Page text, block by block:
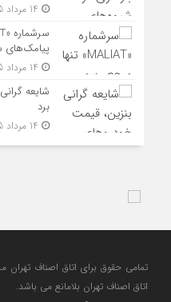
پیامک‌های
شایعه
برد
تمامی حقوق برای اتاق اصناف
اتاق اصناف تهران بلامانع مي باشد.